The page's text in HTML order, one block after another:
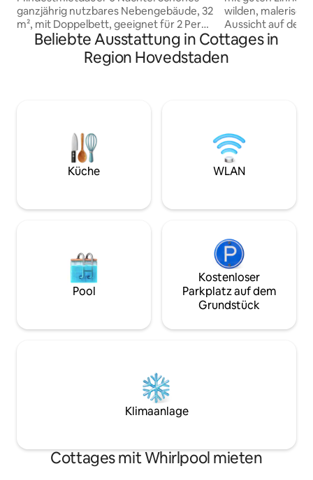
ganzjährig nutzbares Nebengebäude, 32
m², mit Doppelbett, geeignet für 2 Pers.
Der Anbau befindet sich wunderschön
in der 2. Reihe vom Meer entfernt, mit
einem schönen abgegrenzten privaten
großartige Gelegenheit für ein
morgendliches Bad! Folge dem Fyrstien
in Richtung des alten Gilleleje oder in die
entgegengesetzte Richtung in Richtung
hat.
wilden,
Aussicht auf den
Schwimmpier.
die Insel mit der
von der Fähre
besten geeignet
Große Terrasse,
Trampolin.
Reinigung ist
Beliebte Ausstattung in Cottages in
Region Hovedstaden
Küche WLAN
Pool
Kostenloser
Parkplatz auf dem
Grundstück
Klimaanlage
Cottages mit Whirlpool mieten